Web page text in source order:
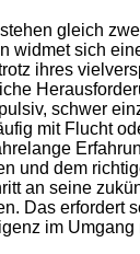
gleich
widmet sich
ihres
schwer
mit Flucht
und dem
an seine
Das erfordert
im Umgang